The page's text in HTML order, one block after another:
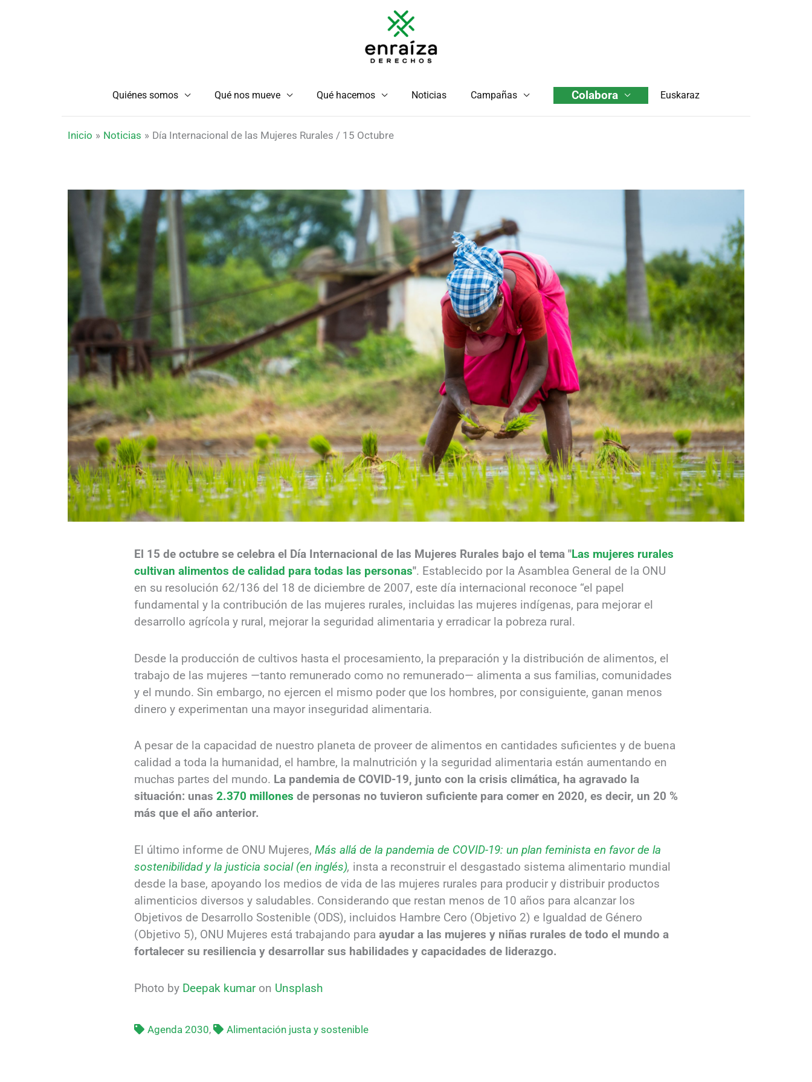
Quiénes somos Qué nos mueve Qué hacemos Noticias Campañas Colabora Euskaraz
Inicio Noticias Día Internacional de las Mujeres Rurales / 15 Octubre
El 15 de octubre se celebra el Día Internacional de las Mujeres Rurales bajo el tema "Las mujeres rurales
cultivan alimentos de calidad para todas las personas". Establecido por la Asamblea General de la ONU
en su resolución 62/136 del 18 de diciembre de 2007, este día internacional reconoce “el papel
fundamental y la contribución de las mujeres rurales, incluidas las mujeres indígenas, para mejorar el
desarrollo agrícola y rural, mejorar la seguridad alimentaria y erradicar la pobreza rural.
Desde la producción de cultivos hasta el procesamiento, la preparación y la distribución de alimentos, el
trabajo de las mujeres —tanto remunerado como no remunerado— alimenta a sus familias, comunidades
y el mundo. Sin embargo, no ejercen el mismo poder que los hombres, por consiguiente, ganan menos
dinero y experimentan una mayor inseguridad alimentaria.
A pesar de la capacidad de nuestro planeta de proveer de alimentos en cantidades suficientes y de buena
calidad a toda la humanidad, el hambre, la malnutrición y la seguridad alimentaria están aumentando en
muchas partes del mundo. La pandemia de COVID-19, junto con la crisis climática, ha agravado la
situación: unas 2.370 millones de personas no tuvieron suficiente para comer en 2020, es decir, un 20 %
más que el año anterior.
El último informe de ONU Mujeres, Más allá de la pandemia de COVID-19: un plan feminista en favor de la
sostenibilidad y la justicia social (en inglés), insta a reconstruir el desgastado sistema alimentario mundial
desde la base, apoyando los medios de vida de las mujeres rurales para producir y distribuir productos
alimenticios diversos y saludables. Considerando que restan menos de 10 años para alcanzar los
Objetivos de Desarrollo Sostenible (ODS), incluidos Hambre Cero (Objetivo 2) e Igualdad de Género
(Objetivo 5), ONU Mujeres está trabajando para ayudar a las mujeres y niñas rurales de todo el mundo a
fortalecer su resiliencia y desarrollar sus habilidades y capacidades de liderazgo.
Photo by Deepak kumaron Unsplash
Agenda 2030, Alimentación justa y sostenible